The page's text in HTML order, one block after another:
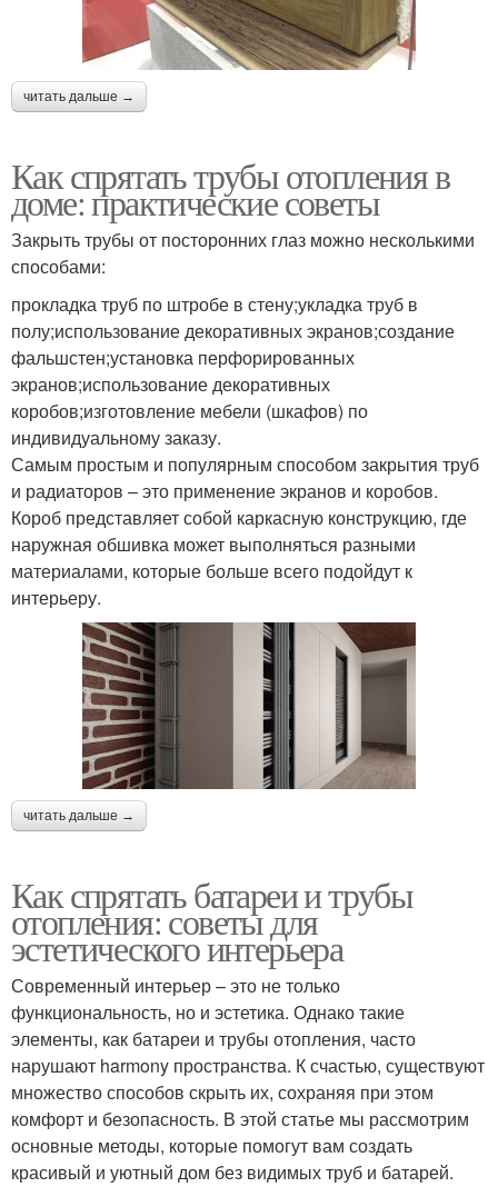
читать дальше →
Как спрятать трубы отопления в
доме: практические советы
Закрыть трубы от посторонних глаз можно несколькими
способами:
прокладка труб по штробе в стену;укладка труб в
полу;использование декоративных экранов;создание
фальшстен;установка перфорированных
экранов;использование декоративных
коробов;изготовление мебели (шкафов) по
индивидуальному заказу.
Самым простым и популярным способом закрытия труб
и радиаторов – это применение экранов и коробов.
Короб представляет собой каркасную конструкцию, где
наружная обшивка может выполняться разными
материалами, которые больше всего подойдут к
интерьеру.
читать дальше →
Как спрятать батареи и трубы
отопления: советы для
эстетического интерьера
Современный интерьер – это не только
функциональность, но и эстетика. Однако такие
элементы, как батареи и трубы отопления, часто
нарушают harmony пространства. К счастью, существуют
множество способов скрыть их, сохраняя при этом
комфорт и безопасность. В этой статье мы рассмотрим
основные методы, которые помогут вам создать
красивый и уютный дом без видимых труб и батарей.